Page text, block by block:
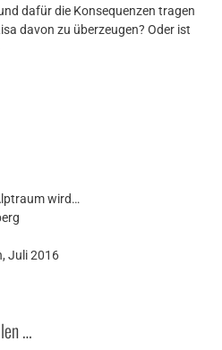
dafür die Konsequenzen tragen
davon zu überzeugen? Oder ist
wird…
Juli 2016
…